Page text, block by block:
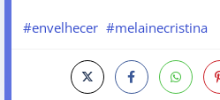
#envelhecer #melainecristina